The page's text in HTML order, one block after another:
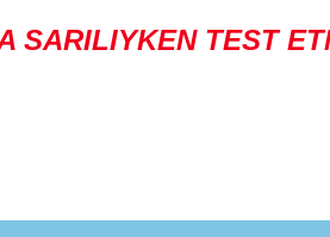
SARILIYKEN TEST